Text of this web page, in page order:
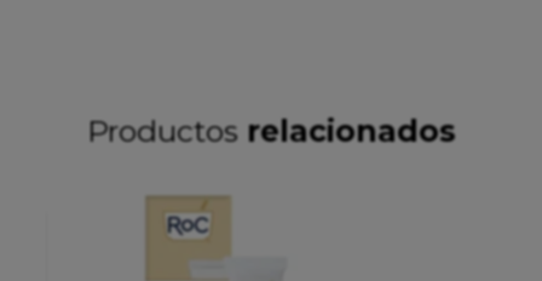
Productos relacionados